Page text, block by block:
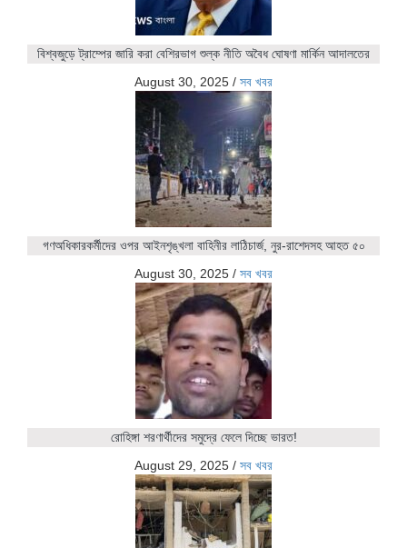
বিশ্বজুড়ে ট্রাম্পের জারি করা বেশিরভাগ শুল্ক নীতি অবৈধ ঘোষণা মার্কিন আদালতের
August 30, 2025 / সব খবর
গণঅধিকারকর্মীদের ওপর আইনশৃঙ্খলা বাহিনীর লাঠিচার্জ, নুর-রাশেদসহ আহত ৫০
August 30, 2025 / সব খবর
রোহিঙ্গা শরণার্থীদের সমুদ্রে ফেলে দিচ্ছে ভারত!
August 29, 2025 / সব খবর